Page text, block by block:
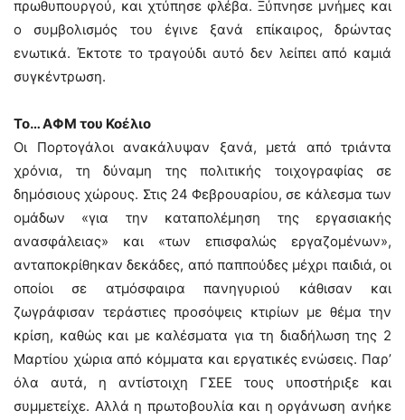
πρωθυπουργού, και χτύπησε φλέβα. Ξύπνησε μνήμες και
ο συμβολισμός του έγινε ξανά επίκαιρος, δρώντας
ενωτικά. Έκτοτε το τραγούδι αυτό δεν λείπει από καμιά
συγκέντρωση.
Το… ΑΦΜ του Κοέλιο
Οι Πορτογάλοι ανακάλυψαν ξανά, μετά από τριάντα
χρόνια, τη δύναμη της πολιτικής τοιχογραφίας σε
δημόσιους χώρους. Στις 24 Φεβρουαρίου, σε κάλεσμα των
ομάδων «για την καταπολέμηση της εργασιακής
ανασφάλειας» και «των επισφαλώς εργαζομένων»,
ανταποκρίθηκαν δεκάδες, από παππούδες μέχρι παιδιά, οι
οποίοι σε ατμόσφαιρα πανηγυριού κάθισαν και
ζωγράφισαν τεράστιες προσόψεις κτιρίων με θέμα την
κρίση, καθώς και με καλέσματα για τη διαδήλωση της 2
Μαρτίου χώρια από κόμματα και εργατικές ενώσεις. Παρ’
όλα αυτά, η αντίστοιχη ΓΣΕΕ τους υποστήριξε και
συμμετείχε. Αλλά η πρωτοβουλία και η οργάνωση ανήκε